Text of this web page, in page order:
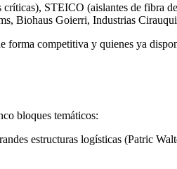
STEICO (aislantes de fibra
Biohaus Goierri, Industrias
forma competitiva y quienes ya
bloques temáticos:
estructuras logísticas (Patric